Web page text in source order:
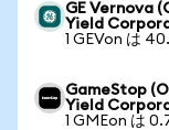
GE Vernova
Yield
1 GEVon は
GameStop
Yield
1 GMEon は